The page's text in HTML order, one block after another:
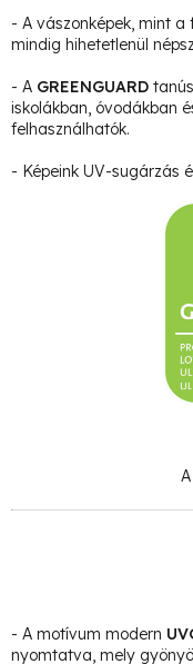
- A vászonképek, mint
mindig hihetetlenül
- A GREENGUARD
iskolákban, óvodákban
felhasználhatók.
- Képeink UV-sugárzás
A
- A motívum modern
nyomtatva, mely